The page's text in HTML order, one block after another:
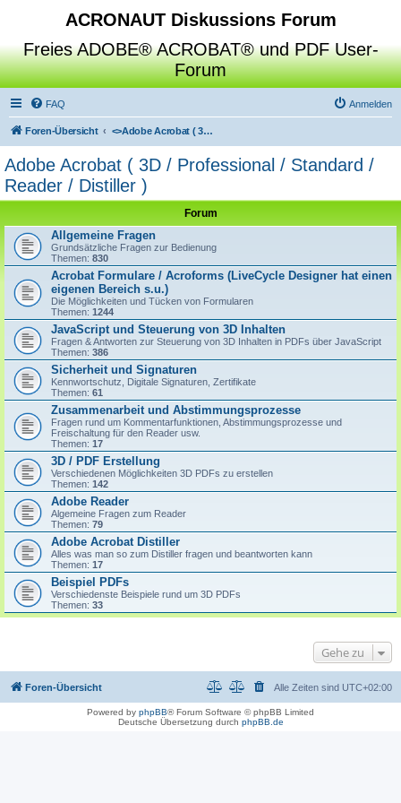
ACRONAUT Diskussions Forum
Freies ADOBE® ACROBAT® und PDF User-
Forum
FAQ Anmelden
Foren-Übersicht <>Adobe Acrobat ( 3D / Professional / Standard / Reader / Distiller )
Adobe Acrobat ( 3D / Professional / Standard /
Reader / Distiller )
Forum
Allgemeine Fragen
Grundsätzliche Fragen zur Bedienung
Themen: 830
Acrobat Formulare / Acroforms (LiveCycle Designer hat einen
eigenen Bereich s.u.)
Die Möglichkeiten und Tücken von Formularen
Themen: 1244
JavaScript und Steuerung von 3D Inhalten
Fragen & Antworten zur Steuerung von 3D Inhalten in PDFs über JavaScript
Themen: 386
Sicherheit und Signaturen
Kennwortschutz, Digitale Signaturen, Zertifikate
Themen: 61
Zusammenarbeit und Abstimmungsprozesse
Fragen rund um Kommentarfunktionen, Abstimmungsprozesse und
Freischaltung für den Reader usw.
Themen: 17
3D / PDF Erstellung
Verschiedenen Möglichkeiten 3D PDFs zu erstellen
Themen: 142
Adobe Reader
Algemeine Fragen zum Reader
Themen: 79
Adobe Acrobat Distiller
Alles was man so zum Distiller fragen und beantworten kann
Themen: 17
Beispiel PDFs
Verschiedenste Beispiele rund um 3D PDFs
Themen: 33
Gehe zu
Foren-Übersicht Alle Zeiten sind UTC+02:00
Powered by phpBB® Forum Software © phpBB Limited
Deutsche Übersetzung durch phpBB.de